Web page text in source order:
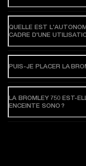
QUELLE EST
CADRE D'UNE
PUIS-JE PLACER LA
LA BROMLEY 750 EST-
ENCEINTE SONO ?